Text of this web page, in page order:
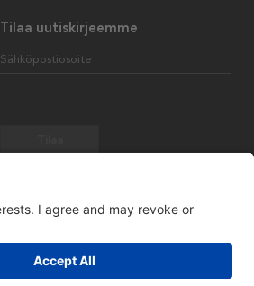
Tilaa uutiskirjeemme
Sähköpostiosoite